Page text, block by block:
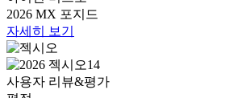
2026 MX 포지드
자세히 보기
사용자 리뷰&평가